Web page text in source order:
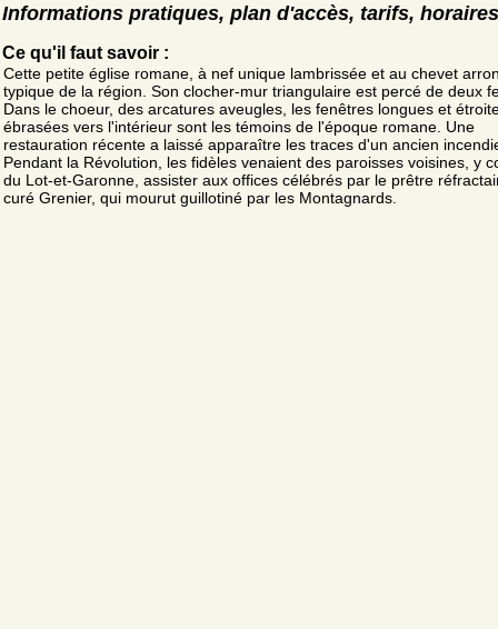
Informations pratiques, plan d'accès, tarifs, horaires
Ce qu'il faut savoir :
Cette petite église romane, à nef unique lambrissée et au chevet
typique de la région. Son clocher-mur triangulaire est percé de deux
Dans le choeur, des arcatures aveugles, les fenêtres longues et
ébrasées vers l'intérieur sont les témoins de l'époque romane. Une
restauration récente a laissé apparaître les traces d'un ancien
Pendant la Révolution, les fidèles venaient des paroisses voisines, y
du Lot-et-Garonne, assister aux offices célébrés par le prêtre
curé Grenier, qui mourut guillotiné par les Montagnards.